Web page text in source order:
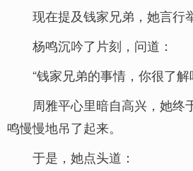
现在提及钱家兄弟，她言行
杨鸣沉吟了片刻，问道：
“钱家兄弟的事情，你很了解
周雅平心里暗自高兴，她终
鸣慢慢地吊了起来。
于是，她点头道：